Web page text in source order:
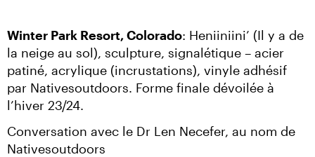
Winter Park Resort, Colorado: Heniiniini’ (Il y a de
la neige au sol), sculpture, signalétique – acier
patiné, acrylique (incrustations), vinyle adhésif
par Nativesoutdoors. Forme finale dévoilée à
l’hiver 23/24.
Conversation avec le Dr Len Necefer, au nom de
Nativesoutdoors